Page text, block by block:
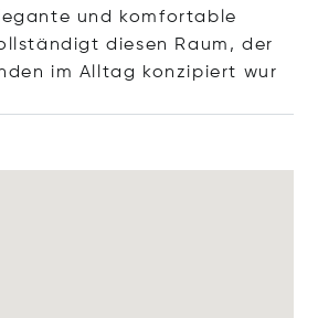
und komfortable
diesen Raum, der
im Alltag konzipiert wur